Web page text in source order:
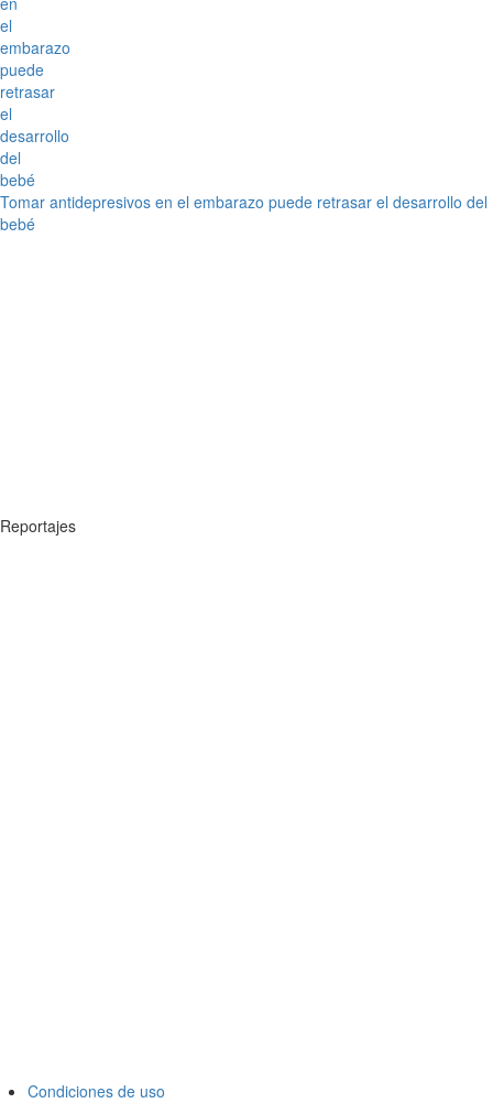
Tomar antidepresivos en el embarazo puede retrasar el desarrollo del
bebé
Reportajes
Condiciones de uso